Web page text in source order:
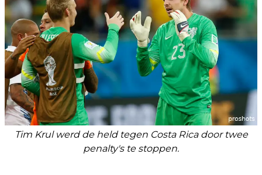
Tim Krul werd de held tegen Costa Rica door twee
penalty's te stoppen.